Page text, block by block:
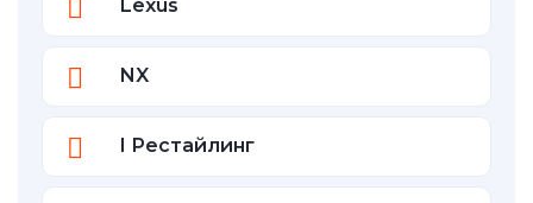
Lexus
NX
I Рестайлинг